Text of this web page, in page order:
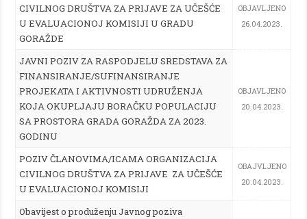
CIVILNOG DRUŠTVA ZA PRIJAVE ZA UČEŠĆE
U EVALUACIONOJ KOMISIJI U GRADU
GORAŽDE
OBJAVLJENO
26.04.2023.
JAVNI POZIV ZA RASPODJELU SREDSTAVA ZA
FINANSIRANJE/SUFINANSIRANJE
PROJEKATA I AKTIVNOSTI UDRUŽENJA
KOJA OKUPLJAJU BORAČKU POPULACIJU
SA PROSTORA GRADA GORAŽDA ZA 2023.
GODINU
OBJAVLJENO
20.04.2023.
POZIV ČLANOVIMA/ICAMA ORGANIZACIJA
CIVILNOG DRUŠTVA ZA PRIJAVE ZA UČEŠĆE
U EVALUACIONOJ KOMISIJI
OBAJVLJENO
20.04.2023.
Obavijest o produženju Javnog poziva